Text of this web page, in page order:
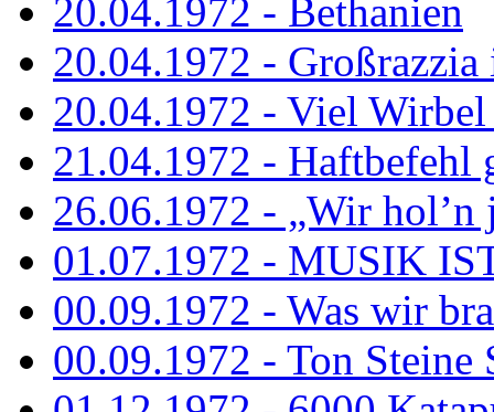
20.04.1972 - Bethanien
20.04.1972 - Großrazzia
20.04.1972 - Viel
21.04.1972 - Haftbefehl
26.06.1972 - „Wir hol’n
01.07.1972 - MUSIK
00.09.1972 - Was wir
00.09.1972 - Ton Steine